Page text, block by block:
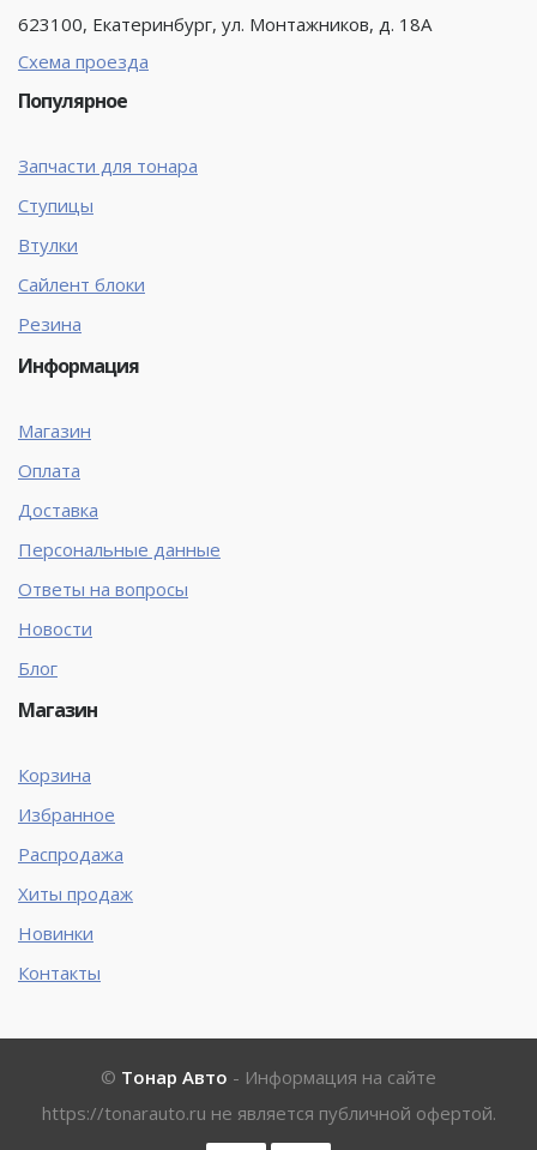
623100, Екатеринбург, ул. Монтажников, д. 18А
Схема проезда
Популярное
Запчасти для тонара
Ступицы
Втулки
Сайлент блоки
Резина
Информация
Магазин
Оплата
Доставка
Персональные данные
Ответы на вопросы
Новости
Блог
Магазин
Корзина
Избранное
Распродажа
Хиты продаж
Новинки
Контакты
© Тонар Авто - Информация на сайте
https://tonarauto.ru не является публичной офертой.